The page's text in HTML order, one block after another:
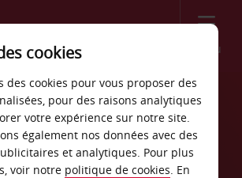
Menu
de voiture
cookies
des cookies pour vous proposer des
pour des raisons analytiques
votre expérience sur notre site.
également nos données avec des
et analytiques. Pour plus
voir notre politique de cookies. En